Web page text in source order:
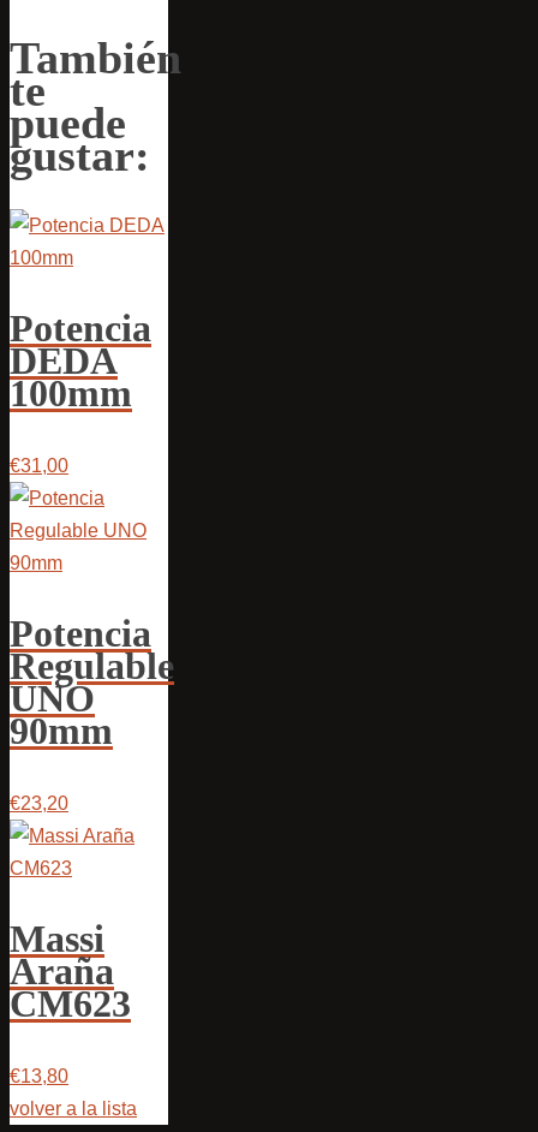
También
te
puede
gustar:
Potencia
DEDA
100mm
€31,00
Potencia
Regulable
UNO
90mm
€23,20
Massi
Araña
CM623
€13,80
volver a la lista